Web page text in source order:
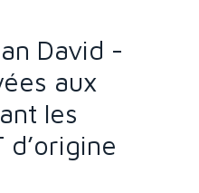
David -
aux
les
d’origine